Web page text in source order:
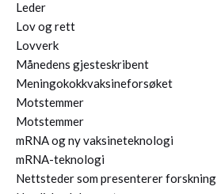
Leder
Lov og rett
Lovverk
Månedens gjesteskribent
Meningokokkvaksineforsøket
Motstemmer
Motstemmer
mRNA og ny vaksineteknologi
mRNA-teknologi
Nettsteder som presenterer forskning